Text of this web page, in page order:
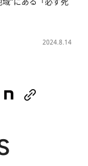
2024.8.14